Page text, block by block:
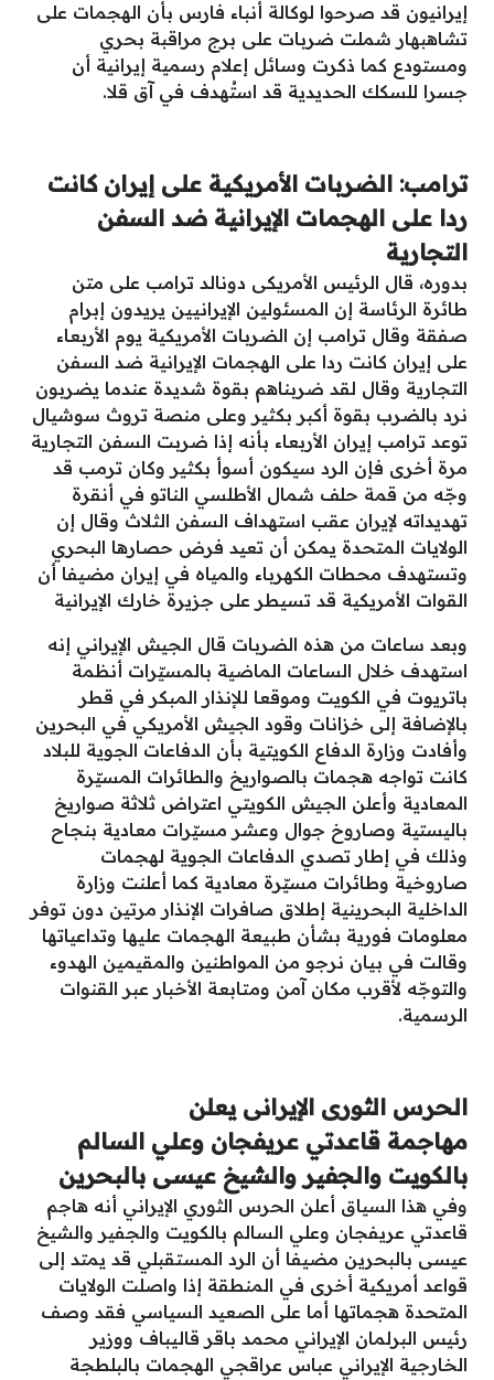
إيرانيون قد صرحوا لوكالة أنباء فارس بأن الهجمات على
تشاهبهار شملت ضربات على برج مراقبة بحري
ومستودع كما ذكرت وسائل إعلام رسمية إيرانية أن
جسرا للسكك الحديدية قد استُهدف في آق قلا.
ترامب: الضربات الأمريكية على إيران كانت
ردا على الهجمات الإيرانية ضد السفن
التجارية
بدوره، قال الرئيس الأمريكى دونالد ترامب على متن
طائرة الرئاسة إن المسئولين الإيرانيين يريدون إبرام
صفقة وقال ترامب إن الضربات الأمريكية يوم الأربعاء
على إيران كانت ردا على الهجمات الإيرانية ضد السفن
التجارية وقال لقد ضربناهم بقوة شديدة عندما يضربون
نرد بالضرب بقوة أكبر بكثير وعلى منصة تروث سوشيال
توعد ترامب إيران الأربعاء بأنه إذا ضربت السفن التجارية
مرة أخرى فإن الرد سيكون أسوأ بكثير وكان ترمب قد
وجّه من قمة حلف شمال الأطلسي الناتو في أنقرة
تهديداته لإيران عقب استهداف السفن الثلاث وقال إن
الولايات المتحدة يمكن أن تعيد فرض حصارها البحري
وتستهدف محطات الكهرباء والمياه في إيران مضيفا أن
القوات الأمريكية قد تسيطر على جزيرة خارك الإيرانية
وبعد ساعات من هذه الضربات قال الجيش الإيراني إنه
استهدف خلال الساعات الماضية بالمسيّرات أنظمة
باتريوت في الكويت وموقعا للإنذار المبكر في قطر
بالإضافة إلى خزانات وقود الجيش الأمريكي في البحرين
وأفادت وزارة الدفاع الكويتية بأن الدفاعات الجوية للبلاد
كانت تواجه هجمات بالصواريخ والطائرات المسيّرة
المعادية وأعلن الجيش الكويتي اعتراض ثلاثة صواريخ
باليستية وصاروخ جوال وعشر مسيّرات معادية بنجاح
وذلك في إطار تصدي الدفاعات الجوية لهجمات
صاروخية وطائرات مسيّرة معادية كما أعلنت وزارة
الداخلية البحرينية إطلاق صافرات الإنذار مرتين دون توفر
معلومات فورية بشأن طبيعة الهجمات عليها وتداعياتها
وقالت في بيان نرجو من المواطنين والمقيمين الهدوء
والتوجّه لأقرب مكان آمن ومتابعة الأخبار عبر القنوات
الرسمية.
الحرس الثورى الإيرانى يعلن
مهاجمة قاعدتي عريفجان وعلي السالم
بالكويت والجفير والشيخ عيسى بالبحرين
وفي هذا السياق أعلن الحرس الثوري الإيراني أنه هاجم
قاعدتي عريفجان وعلي السالم بالكويت والجفير والشيخ
عيسى بالبحرين مضيفا أن الرد المستقبلي قد يمتد إلى
قواعد أمريكية أخرى في المنطقة إذا واصلت الولايات
المتحدة هجماتها أما على الصعيد السياسي فقد وصف
رئيس البرلمان الإيراني محمد باقر قاليباف ووزير
الخارجية الإيراني عباس عراقجي الهجمات بالبلطجة